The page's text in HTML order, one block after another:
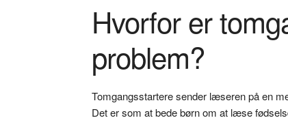
Hvorfor er
problem?
Tomgangsstartere sender læseren på en
Det er som at bede børn om at læse